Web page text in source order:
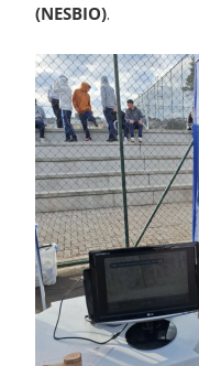
(NESBIO).